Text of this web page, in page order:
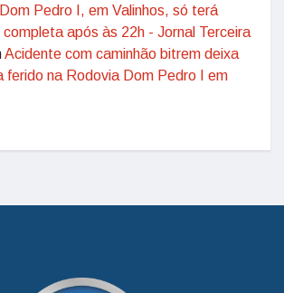
Pedro I, em Valinhos, só terá
completa após às 22h - Jornal Terceira
Acidente com caminhão bitrem deixa
ferido na Rodovia Dom Pedro I em